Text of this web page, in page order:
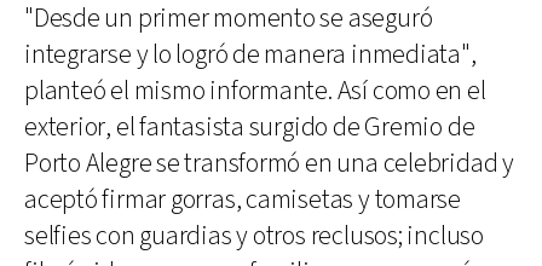
"Desde un primer momento se aseguró
integrarse y lo logró de manera inmediata",
planteó el mismo informante. Así como en el
exterior, el fantasista surgido de Gremio de
Porto Alegre se transformó en una celebridad y
aceptó firmar gorras, camisetas y tomarse
selfies con guardias y otros reclusos; incluso